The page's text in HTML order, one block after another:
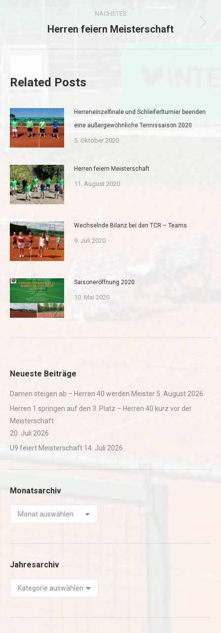
NÄCHSTES
Nächster
Herren feiern Meisterschaft
Related Posts
Herreneinzelfinale und Schleiferlturnier beenden
eine außergewöhnliche Tennissaison 2020
5. Oktober 2020
Herren feiern Meisterschaft
11. August 2020
Wechselnde Bilanz bei den TCR – Teams
9. Juli 2020
Saisoneröffnung 2020
10. Mai 2020
Neueste Beiträge
Damen steigen ab – Herren 40 werden Meister 5. August 2026
Herren 1 springen auf den 3. Platz – Herren 40 kurz vor der
Meisterschaft
20. Juli 2026
U9 feiert Meisterschaft 14. Juli 2026
Monatsarchiv
Monatsarchiv
Jahresarchiv
Jahresarchiv